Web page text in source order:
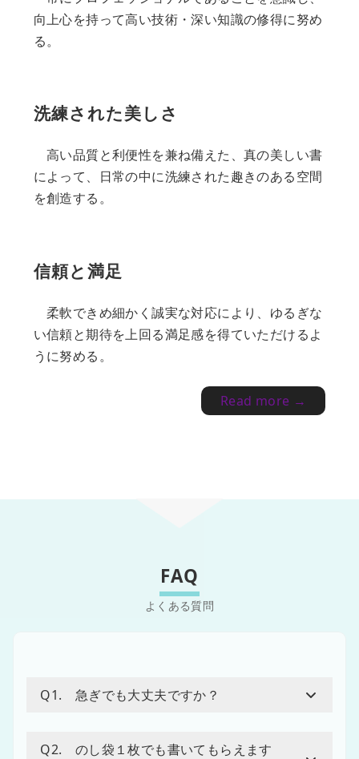
向上心を持って高い技術・深い知識の修得に努め
る。
洗練された美しさ
高い品質と利便性を兼ね備えた、真の美しい書
によって、日常の中に洗練された趣きのある空間
を創造する。
信頼と満足
柔軟できめ細かく誠実な対応により、ゆるぎな
い信頼と期待を上回る満足感を得ていただけるよ
うに努める。
Read more →
FAQ
Q1. 急ぎでも大丈夫ですか？
Q2. のし袋１枚でも書いてもらえます